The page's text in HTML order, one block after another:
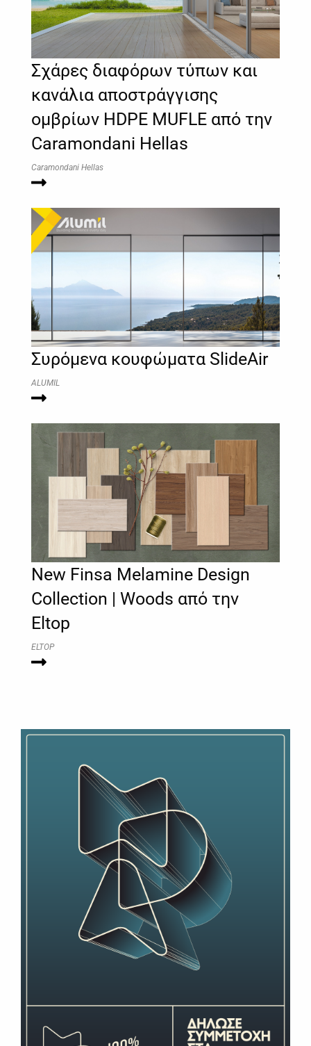
Σχάρες διαφόρων τύπων και
κανάλια αποστράγγισης
ομβρίων HDPE MUFLE από την
Caramondani Hellas
Caramondani Hellas
Συρόμενα κουφώματα SlideAir
ALUMIL
New Finsa Melamine Design
Collection | Woods από την
Eltop
ELTOP